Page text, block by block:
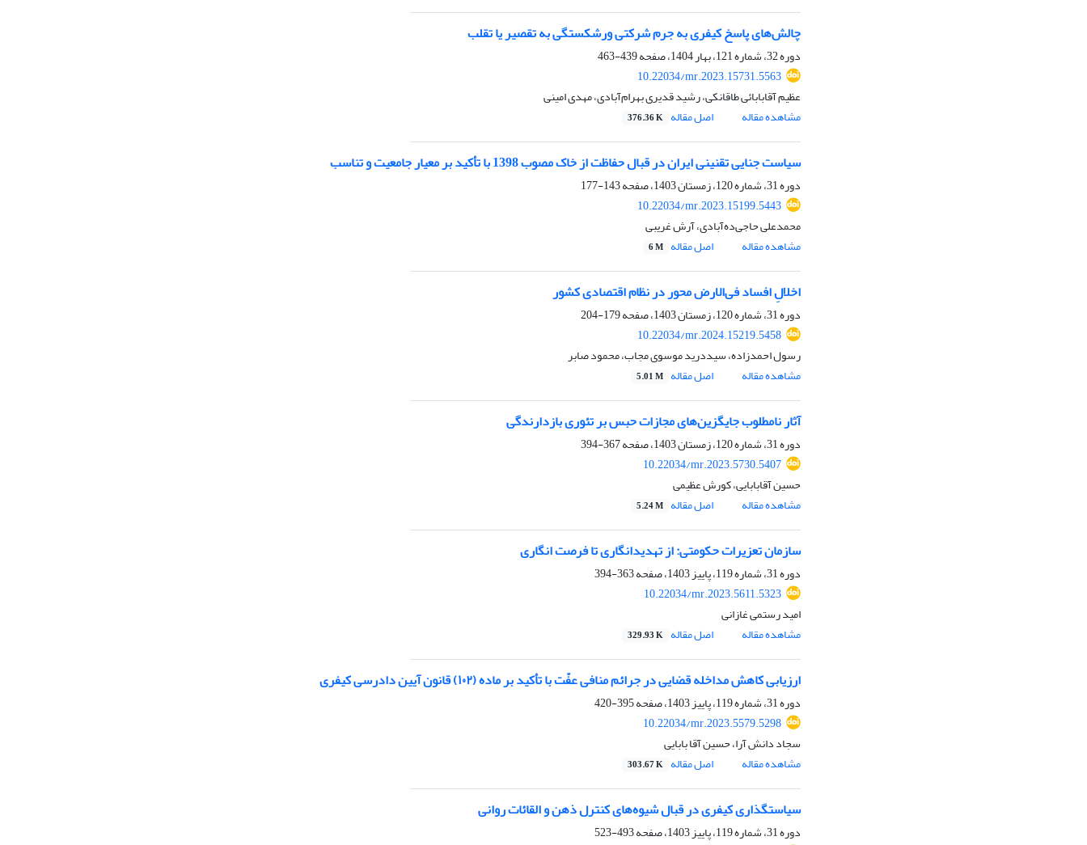
چالش‌های پاسخ کیفری به جرم شرکتی ورشکستگی به تقصیر یا تقلب
دوره 32، شماره 121، بهار 1404، صفحه
439-463
10.22034/mr.2023.15731.5563
عظیم آقابابائی طاقانکی، رشید قدیری بهرام‌آبادی، مهدی امینی
مشاهده مقاله
اصل مقاله 376.36 K
سیاست جنایی تقنینی ایران در قبال حفاظت از خاک مصوب 1398 با تأکید بر معیار جامعیت و تناسب
دوره 31، شماره 120، زمستان 1403، صفحه
143-177
10.22034/mr.2023.15199.5443
محمدعلی حاجی‌ده‌آبادی، آرش غریبی
مشاهده مقاله
اصل مقاله 6 M
اخلالِ افساد فی‌الارض محور در نظام اقتصادی کشور
دوره 31، شماره 120، زمستان 1403، صفحه
179-204
10.22034/mr.2024.15219.5458
رسول احمدزاده، سیددرید موسوی مجاب، محمود صابر
مشاهده مقاله
اصل مقاله 5.01 M
آثار نامطلوب جایگزین‌های مجازات حبس بر تئوری بازدارندگی
دوره 31، شماره 120، زمستان 1403، صفحه
367-394
10.22034/mr.2023.5730.5407
حسین آقابابایی، کورش عظیمی
مشاهده مقاله
اصل مقاله 5.24 M
سازمان تعزیرات حکومتی: از تهدیدانگاری تا فرصت انگاری
دوره 31، شماره 119، پاییز 1403، صفحه
363-394
10.22034/mr.2023.5611.5323
امید رستمی غازانی
مشاهده مقاله
اصل مقاله 329.93 K
ارزیابی کاهش مداخله قضایی در جرائم منافی عفّت با تأکید بر ماده (۱۰۲) قانون آیین دادرسی کیفری
دوره 31، شماره 119، پاییز 1403، صفحه
395-420
10.22034/mr.2023.5579.5298
سجاد دانش آرا، حسین آقا بابایی
مشاهده مقاله
اصل مقاله 303.67 K
سیاستگذاری کیفری در قبال شیوه‌های کنترل ذهن و القائات روانی
دوره 31، شماره 119، پاییز 1403، صفحه
493-523